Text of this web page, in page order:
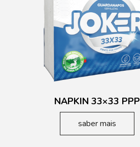
NAPKIN 33×33 PPP
saber mais